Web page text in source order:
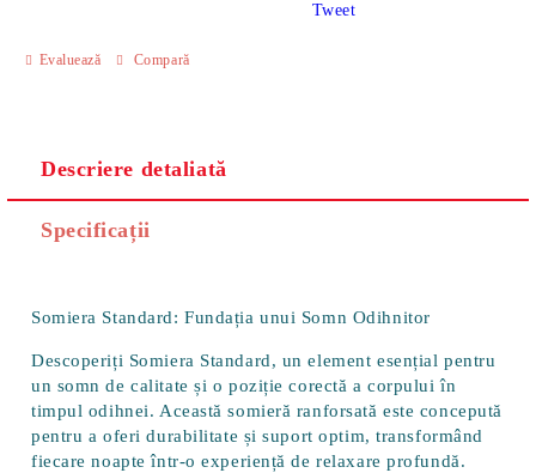
Evaluează Compară
Tweet
Descriere detaliată
Specificații
Somiera Standard: Fundația unui Somn Odihnitor
Descoperiți Somiera Standard, un element esențial pentru
un somn de calitate și o poziție corectă a corpului în
timpul odihnei. Această somieră ranforsată este concepută
pentru a oferi durabilitate și suport optim, transformând
fiecare noapte într-o experiență de relaxare profundă.